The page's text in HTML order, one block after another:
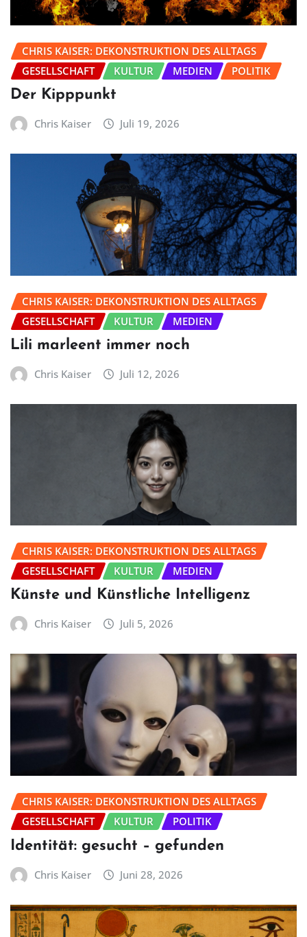
CHRIS KAISER: DEKONSTRUKTION DES ALLTAGS
GESELLSCHAFT
KULTUR MEDIEN POLITIK
Der Kipppunkt
Chris Kaiser Juli 19, 2026
CHRIS KAISER: DEKONSTRUKTION DES ALLTAGS
GESELLSCHAFT
KULTUR MEDIEN
Lili marleent immer noch
Chris Kaiser Juli 12, 2026
CHRIS KAISER: DEKONSTRUKTION DES ALLTAGS
GESELLSCHAFT
KULTUR MEDIEN
Künste und Künstliche Intelligenz
Chris Kaiser Juli 5, 2026
CHRIS KAISER: DEKONSTRUKTION DES ALLTAGS
GESELLSCHAFT
KULTUR POLITIK
Identität: gesucht – gefunden
Chris Kaiser Juni 28, 2026